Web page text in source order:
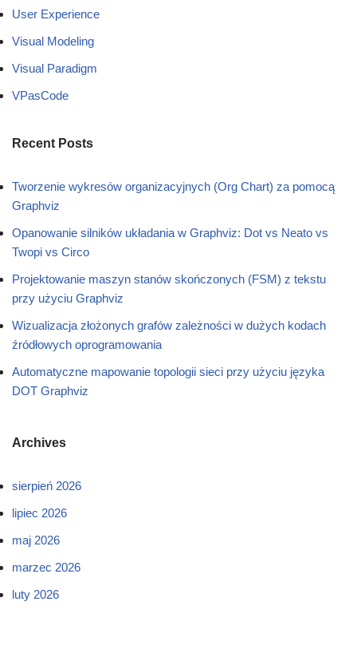
User Experience
Visual Modeling
Visual Paradigm
VPasCode
Recent Posts
Tworzenie wykresów organizacyjnych (Org Chart) za pomocą
Graphviz
Opanowanie silników układania w Graphviz: Dot vs Neato vs
Twopi vs Circo
Projektowanie maszyn stanów skończonych (FSM) z tekstu
przy użyciu Graphviz
Wizualizacja złożonych grafów zależności w dużych kodach
źródłowych oprogramowania
Automatyczne mapowanie topologii sieci przy użyciu języka
DOT Graphviz
Archives
sierpień 2026
lipiec 2026
maj 2026
marzec 2026
luty 2026